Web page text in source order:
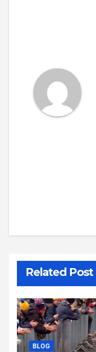
Related Post
BLOG